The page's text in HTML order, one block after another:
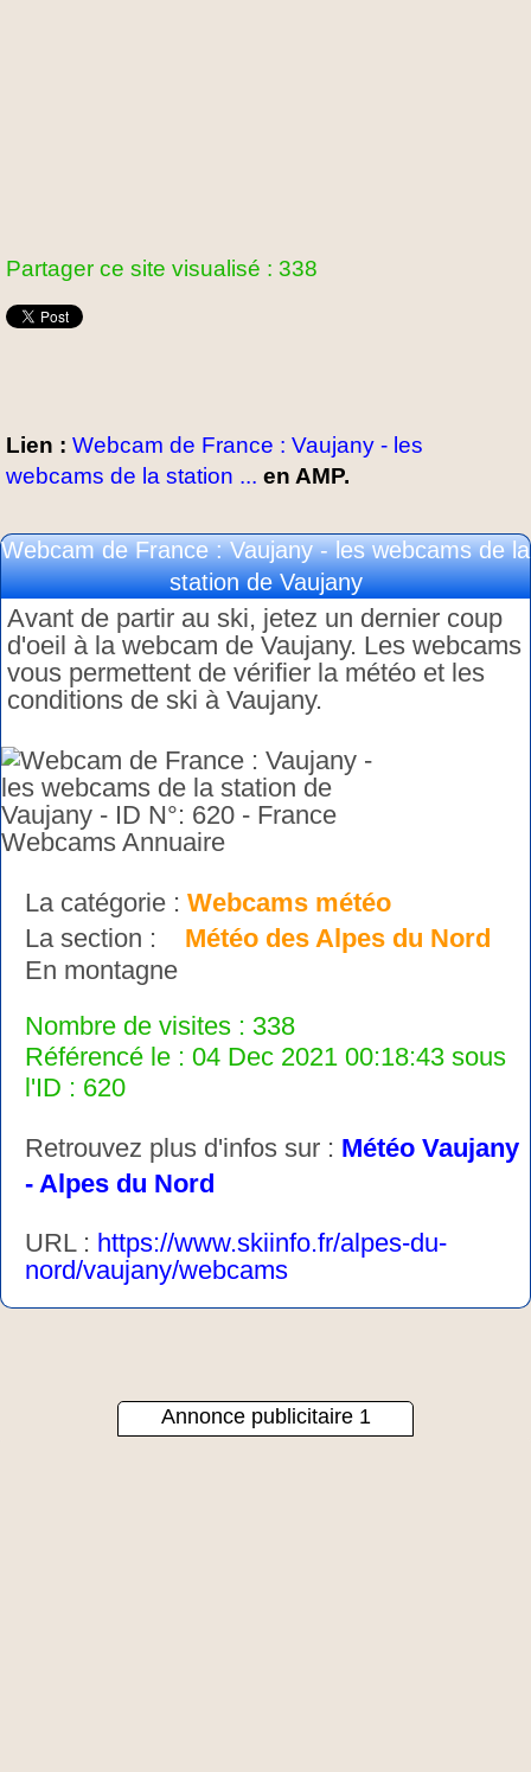
Partager ce site visualisé : 338
Lien : Webcam de France : Vaujany - les
webcams de la station ... en AMP.
Webcam de France : Vaujany - les webcams de la
station de Vaujany
Avant de partir au ski, jetez un dernier coup
d'oeil à la webcam de Vaujany. Les webcams
vous permettent de vérifier la météo et les
conditions de ski à Vaujany.
La catégorie : Webcams météo
La section : Météo des Alpes du Nord
En montagne
Nombre de visites : 338
Référencé le : 04 Dec 2021 00:18:43 sous
l'ID : 620
Retrouvez plus d'infos sur : Météo Vaujany
- Alpes du Nord
URL : https://www.skiinfo.fr/alpes-du-
nord/vaujany/webcams
Annonce publicitaire 1